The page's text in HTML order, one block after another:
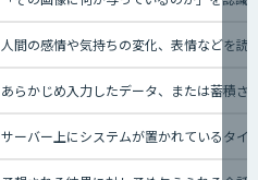
人間の感情や気持ちの変化、表情などを
あらかじめ入力したデータ、または蓄積
サーバー上にシステムが置かれているタ